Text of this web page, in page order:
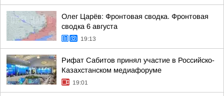
Олег Царёв: Фронтовая сводка. Фронтовая
сводка 6 августа
19:13
Рифат Сабитов принял участие в Российско-
Казахстанском медиафоруме
19:01